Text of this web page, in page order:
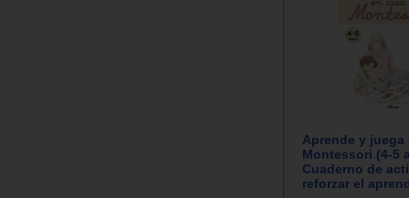
Aprende y juega
Montessori (4-5
Cuaderno de
reforzar el